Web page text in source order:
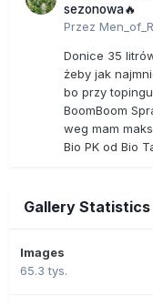
sezonowa🔥
Przez
Donice 35
żeby jak
bo przy
BoomBoom
weg mam
Bio PK od Bio
Gallery Statistics
Images
65.3 tys.